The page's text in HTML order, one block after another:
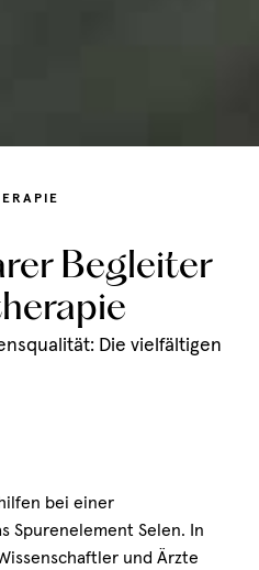
Begleiter
Die vielfältigen
bei einer
Spurenelement Selen. In
und Ärzte